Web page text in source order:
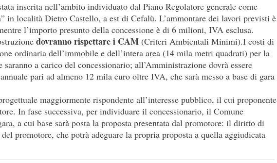
inserita nell’ambito individuato dal Piano Regolatore generale come
in località Dietro Castello, a est di Cefalù. L’ammontare dei lavori previsti è
l’importo presunto della concessione è di 6 milioni, IVA esclusa.
dovranno rispettare i CAM (Criteri Ambientali Minimi).I costi di
ordinaria dell’immobile e dell’intera area (14 mila metri quadrati) per la
saranno a carico del concessionario; all’Amministrazione dovrà essere
pari ad almeno 12 mila euro oltre IVA, che sarà messo a base di gara
maggiormente rispondente all’interesse pubblico, il cui proponente
In fase successiva, per individuare il concessionario, il Comune
a cui base sarà posta la proposta presentata dal promotore: il diritto di
promotore, che potrà adeguare la propria proposta a quella aggiudicata